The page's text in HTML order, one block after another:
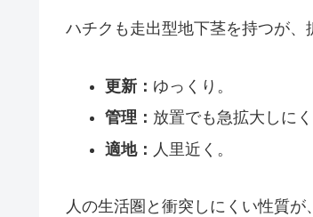
ハチクも走出型地下茎を持つが、
更新： ゆっくり。
管理： 放置でも急拡大しにく
適地： 人里近く。
人の生活圏と衝突しにくい性質が